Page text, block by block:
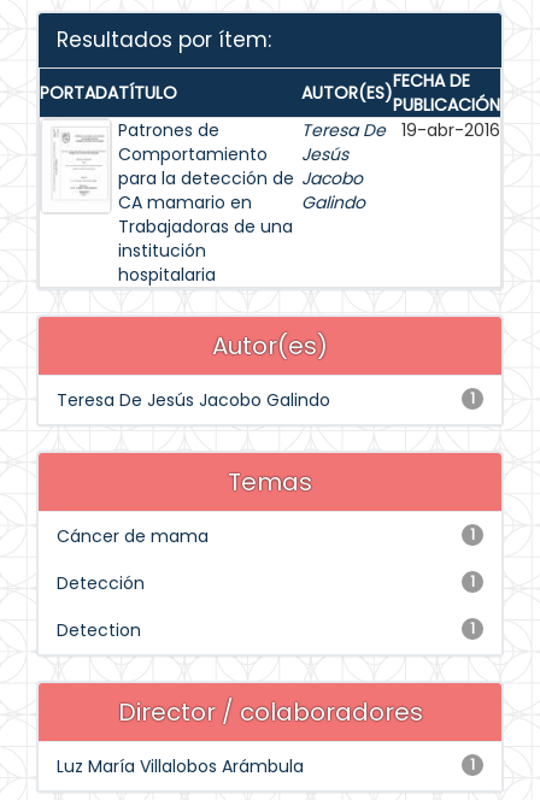
Resultados por ítem:
PORTADATÍTULO AUTOR(ES)FECHA DE
PUBLICACIÓN
Patrones de
Comportamiento
para la detección de
CA mamario en
Trabajadoras de una
institución
hospitalaria
Teresa De
Jesús
Jacobo
Galindo
19-abr-2016
Autor(es)
1
Teresa De Jesús Jacobo Galindo
Temas
1
Cáncer de mama
1
Detección
1
Detection
Director / colaboradores
1
Luz María Villalobos Arámbula